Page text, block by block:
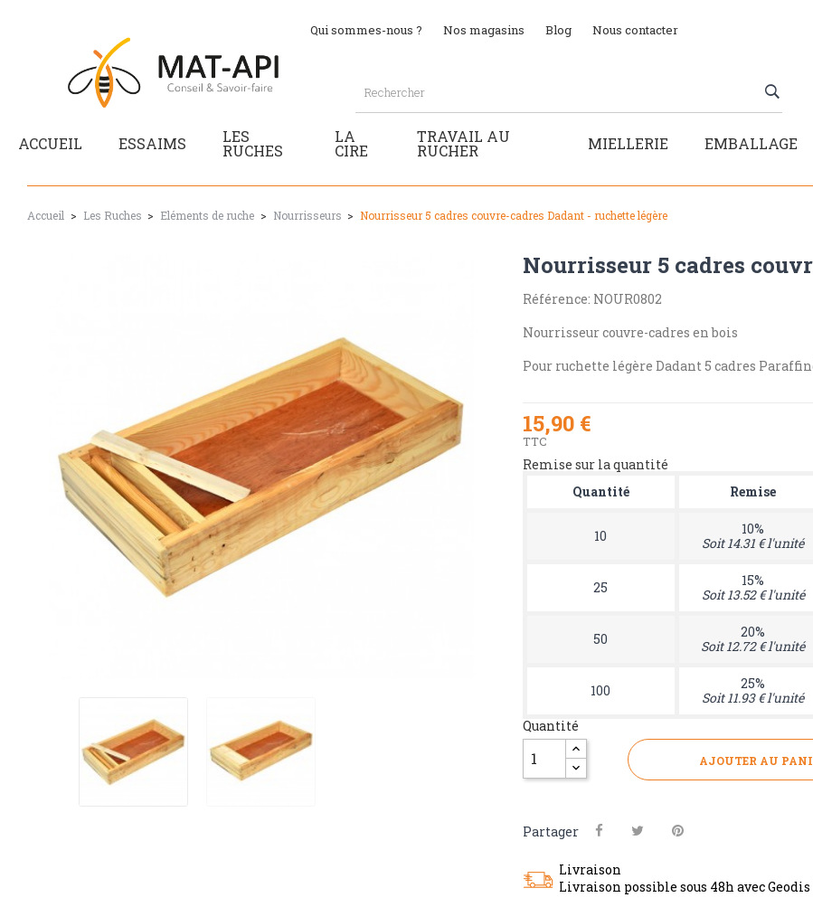
Qui sommes-nous ? Nos magasins Blog Nous contacter
ACCUEIL ESSAIMS LES
RUCHES
LA
CIRE
TRAVAIL AU
RUCHER MIELLERIE EMBALLAGE
Accueil Les Ruches Eléments de ruche Nourrisseurs Nourrisseur 5 cadres couvre-cadres Dadant - ruchette légère
Nourrisseur 5 cadres
Référence: NOUR0802
Nourrisseur couvre-cadres en bois
Pour ruchette légère Dadant 5 cadres
15,90 €
TTC
Remise sur la quantité
Quantité
Remise
10
10%
Soit 14.31 € l'unité
25
15%
Soit 13.52 € l'unité
50
20%
Soit 12.72 € l'unité
100
25%
Soit 11.93 € l'unité
Quantité
AJOUTER AU
Partager
Livraison
Livraison possible sous 48h avec Geodis